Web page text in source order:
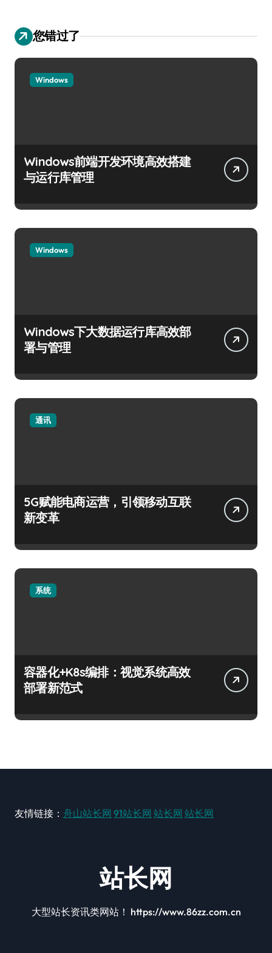
您错过了
Windows
Windows前端开发环境高效搭建
与运行库管理
Windows
Windows下大数据运行库高效部
署与管理
通讯
5G赋能电商运营，引领移动互联
新变革
系统
容器化+K8s编排：视觉系统高效
部署新范式
友情链接： 舟山站长网 91站长网 站长网 站长网
站长网
大型站长资讯类网站！ https://www.86zz.com.cn